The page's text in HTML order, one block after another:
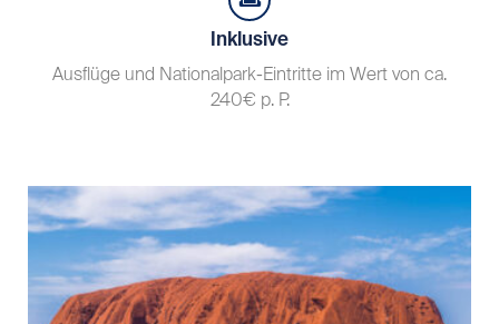
Inklusive
Ausflüge und Nationalpark-Eintritte im Wert von ca.
240€ p. P.